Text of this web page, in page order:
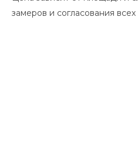
замеров и согласования